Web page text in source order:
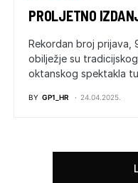
PROLJETNO
Rekordan broj prijava,
obilježje su tradicijskog
oktanskog spektakla
BY GP1_HR 24.04.2025.